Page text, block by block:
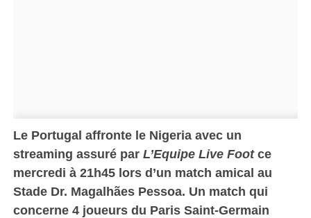
Le Portugal affronte le Nigeria avec un
streaming assuré par L’Equipe Live Footce
mercredi à 21h45 lors d’un match amical au
Stade Dr. Magalhães Pessoa. Un match qui
concerne 4joueurs du Paris Saint-Germain